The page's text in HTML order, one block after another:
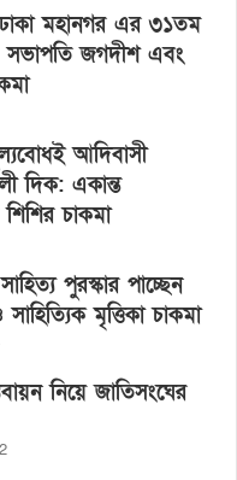
ঢাকা মহানগর এর ৩১তম
সভাপতি জগদীশ এবং
আদিবাসী
দিক: একান্ত
চাকমা
পুরস্কার পাচ্ছেন
মৃত্তিকা চাকমা
নিয়ে জাতিসংঘের